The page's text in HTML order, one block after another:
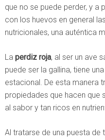
que no se puede perder, y a
con los huevos en general
nutricionales, una auténtica
La perdiz roja, al ser un ave
puede ser la gallina, tiene
estacional. De esta manera
propiedades que hacen que
al sabor y tan ricos en
Al tratarse de una puesta de